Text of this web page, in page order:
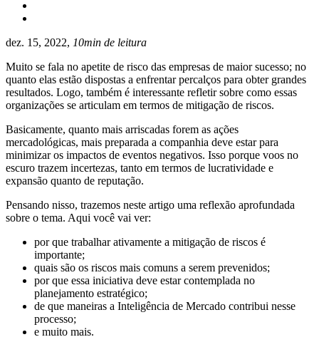
dez. 15, 2022, 10min de leitura
Muito se fala no apetite de risco das empresas de maior sucesso; no
quanto elas estão dispostas a enfrentar percalços para obter grandes
resultados. Logo, também é interessante refletir sobre como essas
organizações se articulam em termos de mitigação de riscos.
Basicamente, quanto mais arriscadas forem as ações
mercadológicas, mais preparada a companhia deve estar para
minimizar os impactos de eventos negativos. Isso porque voos no
escuro trazem incertezas, tanto em termos de lucratividade e
expansão quanto de reputação.
Pensando nisso, trazemos neste artigo uma reflexão aprofundada
sobre o tema. Aqui você vai ver:
por que trabalhar ativamente a mitigação de riscos é
importante;
quais são os riscos mais comuns a serem prevenidos;
por que essa iniciativa deve estar contemplada no
planejamento estratégico;
de que maneiras a Inteligência de Mercado contribui nesse
processo;
e muito mais.